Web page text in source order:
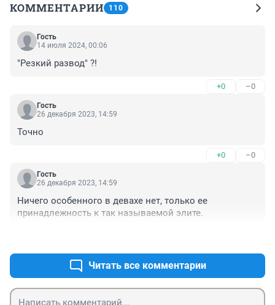
КОММЕНТАРИИ 110
Гость
14 июля 2024, 00:06
"Резкий развод" ?!
+0 –0
Гость
26 декабря 2023, 14:59
Точно
+0 –0
Гость
26 декабря 2023, 14:59
Ничего особенного в девахе нет, только ее
принадлежность к так называемой элите.
Читать все комментарии